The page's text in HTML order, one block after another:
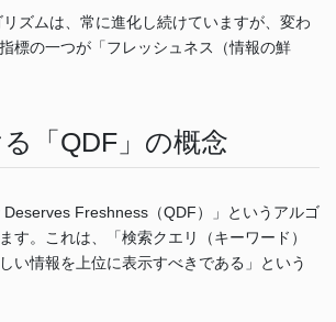
ズムは、常に進化し続けていますが、変わ
標の一つが「フレッシュネス（情報の鮮
「QDF」の概念
Freshness（QDF）」というアルゴ
す。これは、「検索クエリ（キーワード）
い情報を上位に表示すべきである」という